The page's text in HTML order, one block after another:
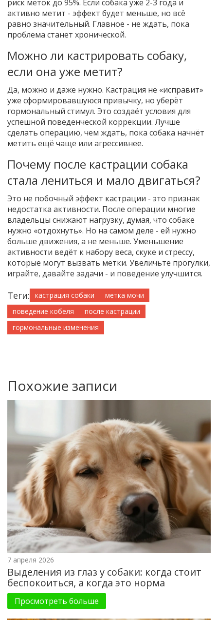
риск меток до 95%. Если собака уже 2-3 года и
активно метит - эффект будет меньше, но всё
равно значительный. Главное - не ждать, пока
проблема станет хронической.
Можно ли кастрировать собаку,
если она уже метит?
Да, можно и даже нужно. Кастрация не «исправит»
уже сформировавшуюся привычку, но уберёт
гормональный стимул. Это создаёт условия для
успешной поведенческой коррекции. Лучше
сделать операцию, чем ждать, пока собака начнёт
метить ещё чаще или агрессивнее.
Почему после кастрации собака
стала лениться и мало двигаться?
Это не побочный эффект кастрации - это признак
недостатка активности. После операции многие
владельцы снижают нагрузку, думая, что собаке
нужно «отдохнуть». Но на самом деле - ей нужно
больше движения, а не меньше. Уменьшение
активности ведёт к набору веса, скуке и стрессу,
которые могут вызвать метки. Увеличьте прогулки,
играйте, давайте задачи - и поведение улучшится.
Теги: кастрация собаки
метка мочи
поведение кобеля
после кастрации
гормональные изменения
Похожие записи
7 апреля 2026
Выделения из глаз у собаки: когда стоит
беспокоиться, а когда это норма
Просмотреть больше